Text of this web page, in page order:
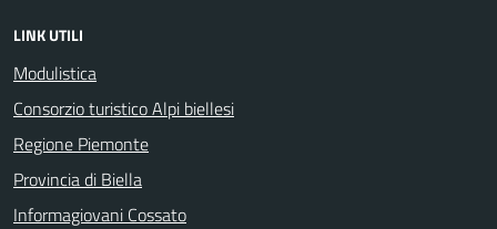
LINK UTILI
Modulistica
Consorzio turistico Alpi biellesi
Regione Piemonte
Provincia di Biella
Informagiovani Cossato